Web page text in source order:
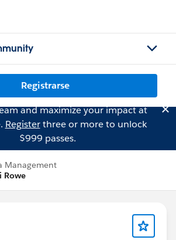
Registrarse
and maximize your impact at
Registerthree or more to unlock
$999 passes.
Management
Rowe